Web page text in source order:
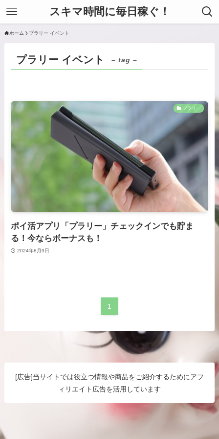
スキマ時間に毎日稼ぐ！
ホーム プラリー イベント
プラリー イベント – tag –
プラリー
ポイ活アプリ「プラリー」チェックインでも貯ま
る！今ならボーナスも！
2024年8月9日
1
[広告]当サイトでは役立つ情報や商品をご紹介するためにアフ
ィリエイト広告を活用しています